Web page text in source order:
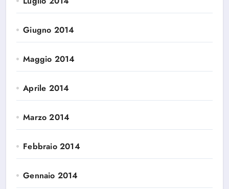
Giugno 2014
Maggio 2014
Aprile 2014
Marzo 2014
Febbraio 2014
Gennaio 2014